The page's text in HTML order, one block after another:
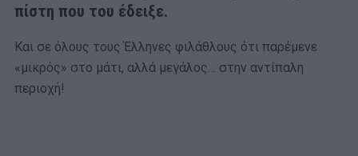
πίστη που του έδειξε.
Και σε όλους τους Έλληνες φιλάθλους ότι παρέμενε
«μικρός» στο μάτι, αλλά μεγάλος… στην αντίπαλη
περιοχή!